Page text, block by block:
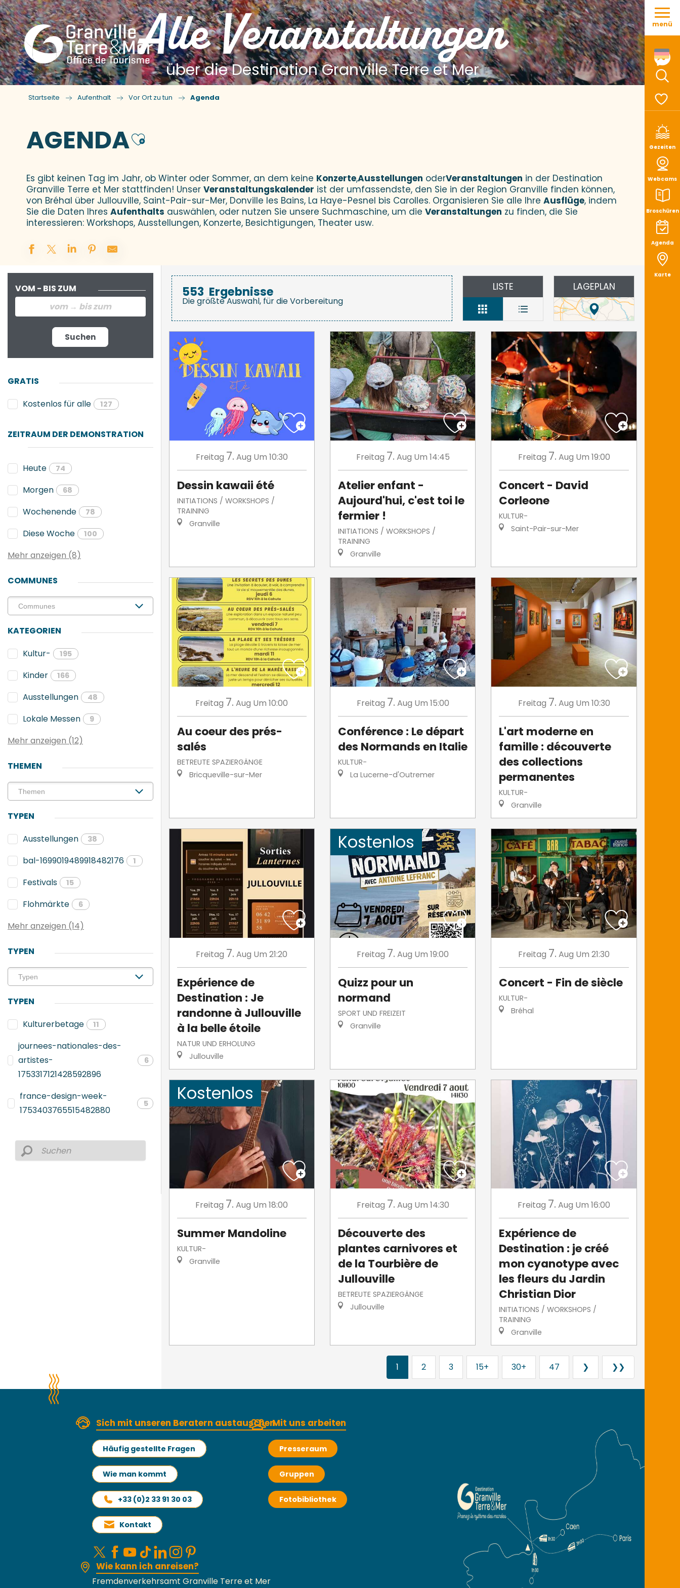
Aller
contenu
Gezeiten
Webcams
Broschüren
Agenda
Karte
menü
Alle Veranstaltungen
über die Destination Granville Terre et Mer
Startseite Aufenthalt Vor Ort zu tun Agenda
AGENDAAjouter aux favoris
Es gibt keinen Tag im Jahr, ob Winter oder Sommer, an dem keine Konzerte,Ausstellungen oderVeranstaltungen in der Destination
Granville Terre et Mer stattfinden! Unser Veranstaltungskalender ist der umfassendste, den Sie in der Region Granville finden können,
von Bréhal über Jullouville, Saint-Pair-sur-Mer, Donville les Bains, La Haye-Pesnel bis Carolles. Organisieren Sie alle Ihre Ausflüge, indem
Sie die Daten Ihres Aufenthalts auswählen, oder nutzen Sie unsere Suchmaschine, um die Veranstaltungen zu finden, die Sie
interessieren: Workshops, Ausstellungen, Konzerte, Besichtigungen, Theater usw.
VOM - BIS ZUM
Suchen
GRATIS
Kostenlos für alle
127
ZEITRAUM DER DEMONSTRATION
Heute 74
Morgen 68
Wochenende 78
Diese Woche 100
Mehr anzeigen (8)
COMMUNES
KATEGORIEN
Kultur-
195
Kinder 166
Ausstellungen 48
Lokale Messen 9
Mehr anzeigen (12)
THEMEN
TYPEN
Ausstellungen
38
bal-1699019489918482176 1
Festivals 15
Flohmärkte 6
Mehr anzeigen (14)
TYPEN
TYPEN
Kulturerbetage
11
journees-nationales-des-
artistes-
1753317121428592896
6
france-design-week-
1753403765515482880
5
553 Ergebnisse
Die größte Auswahl, für die Vorbereitung
LISTE LAGEPLAN
Freitag 7. Aug Um 10:30
Dessin kawaii été
INITIATIONS / WORKSHOPS /
TRAINING
Granville
Freitag 7. Aug Um 14:45
Atelier enfant -
Aujourd'hui, c'est toi le
fermier !
INITIATIONS / WORKSHOPS /
TRAINING
Granville
Freitag 7. Aug Um 19:00
Concert - David
Corleone
KULTUR-
Saint-Pair-sur-Mer
Freitag 7. Aug Um 10:00
Au coeur des prés-
salés
BETREUTE SPAZIERGÄNGE
Bricqueville-sur-Mer
Freitag 7. Aug Um 15:00
Conférence : Le départ
des Normands en Italie
KULTUR-
La Lucerne-d'Outremer
Freitag 7. Aug Um 10:30
L'art moderne en
famille : découverte
des collections
permanentes
KULTUR-
Granville
Freitag 7. Aug Um 21:20
Expérience de
Destination : Je
randonne à Jullouville
à la belle étoile
NATUR UND ERHOLUNG
Jullouville
Kostenlos
Freitag 7. Aug Um 19:00
Quizz pour un
normand
SPORT UND FREIZEIT
Granville
Freitag 7. Aug Um 21:30
Concert - Fin de siècle
KULTUR-
Bréhal
Kostenlos
Freitag 7. Aug Um 18:00
Summer Mandoline
KULTUR-
Granville
Freitag 7. Aug Um 14:30
Découverte des
plantes carnivores et
de la Tourbière de
Jullouville
BETREUTE SPAZIERGÄNGE
Jullouville
Freitag 7. Aug Um 16:00
Expérience de
Destination : je créé
mon cyanotype avec
les fleurs du Jardin
Christian Dior
INITIATIONS / WORKSHOPS /
TRAINING
Granville
1 2 3 15+ 30+ 47 ❯ ❯❯
Sich mit unseren Beratern austauschen
Häufig gestellte Fragen
Wie man kommt
+33 (0)2 33 91 30 03
Kontakt
Mit uns arbeiten
Presseraum
Gruppen
Fotobibliothek
Wie kann ich anreisen?
Fremdenverkehrsamt Granville Terre et Mer